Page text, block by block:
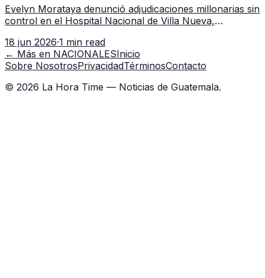
Evelyn Morataya denunció adjudicaciones millonarias sin
control en el Hospital Nacional de Villa Nueva,
18 jun 2026·1 min read
← Más en NACIONALESInicio
Sobre NosotrosPrivacidadTérminosContacto
© 2026 La Hora Time — Noticias de Guatemala.